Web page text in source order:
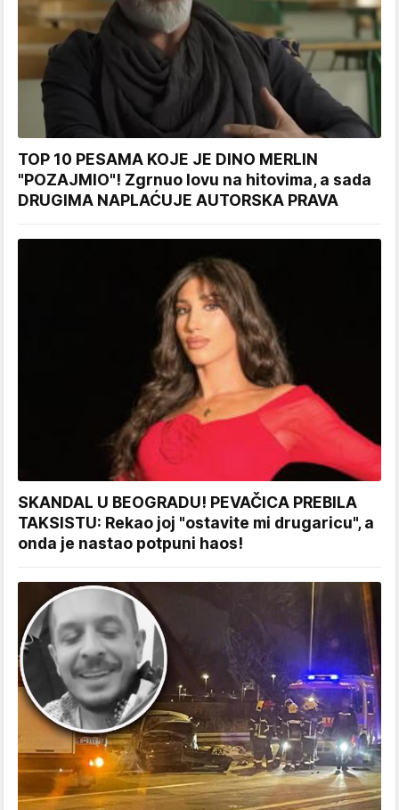
TOP 10 PESAMA KOJE JE DINO MERLIN
"POZAJMIO"! Zgrnuo lovu na hitovima, a sada
DRUGIMA NAPLAĆUJE AUTORSKA PRAVA
SKANDAL U BEOGRADU! PEVAČICA PREBILA
TAKSISTU: Rekao joj "ostavite mi drugaricu", a
onda je nastao potpuni haos!